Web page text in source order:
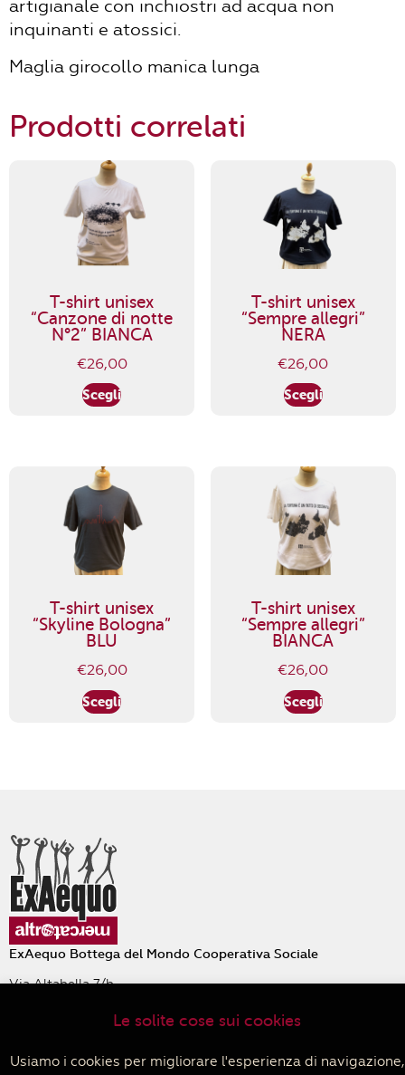
artigianale con inchiostri ad acqua non
inquinanti e atossici.
Maglia girocollo manica lunga
Prodotti correlati
T-shirt unisex
“Canzone di notte
N°2” BIANCA
€26,00
Scegli
T-shirt unisex
“Sempre allegri”
NERA
€26,00
Scegli
T-shirt unisex
“Skyline Bologna”
BLU
€26,00
Scegli
T-shirt unisex
“Sempre allegri”
BIANCA
€26,00
Scegli
ExAequo Bottega del Mondo Cooperativa Sociale
Via Altabella 7/b
Privacy policy–Cookie policy –Termini e condizioni di
Le solite cose sui cookies
Usiamo i cookies per migliorare l'esperienza di navigazione,